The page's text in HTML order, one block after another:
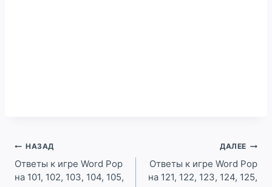
Навигация
по
записям
НАЗАД
Ответы к игре Word Pop
на 101, 102, 103, 104, 105,
ДАЛЕЕ
Ответы к игре Word Pop
на 121, 122, 123, 124, 125,